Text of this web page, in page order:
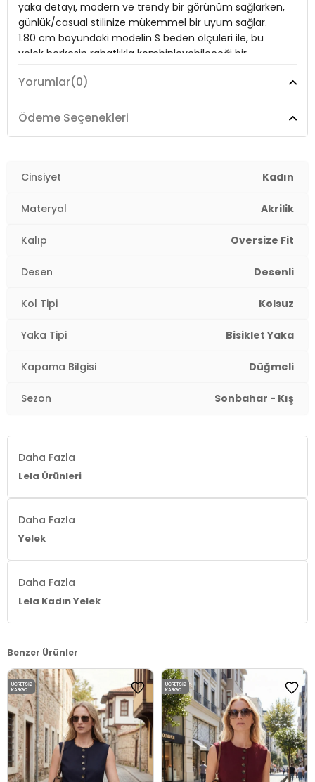
Kapama Şekli: Düğmeli
Kol Tipi: Kolsuz
Kalıp Bilgisi:Oversize Fit
Basen : 91 cm / Beden : S
yaka detayı, modern ve trendy bir görünüm sağlarken,
günlük/casual stilinize mükemmel bir uyum sağlar.
1.80 cm boyundaki modelin S beden ölçüleri ile, bu
yelek herkesin rahatlıkla kombinleyebileceği bir
plana çıkaran bu özel parça ile sokak stilinizi yeniden
Giyim Tarzı:
Desen:Örgü Desenli
Materyal:
Yaka Tipi:
Kapama Şekli:
Kol Tipi:Kolsuz
Cep:Çift Cepli
Kalıp Bilgisi:
65 cm / Basen : 91 cm / Beden : S
Menşei:Türkiye
Yorumlar(0)
Ödeme Seçenekleri
Cinsiyet Kadın
Materyal Akrilik
Kalıp Oversize Fit
Desen Desenli
Kol Tipi Kolsuz
Yaka Tipi Bisiklet Yaka
Kapama Bilgisi Düğmeli
Sezon Sonbahar - Kış
Daha Fazla
Lela Ürünleri
Daha Fazla
Yelek
Daha Fazla
Lela Kadın Yelek
Benzer Ürünler
ÜCRETSIZ
KARGO
ÜCRETSIZ
KARGO